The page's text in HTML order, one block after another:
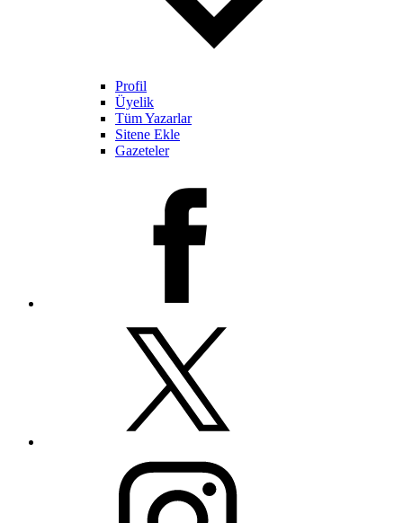
Profil
Üyelik
Tüm Yazarlar
Sitene Ekle
Gazeteler